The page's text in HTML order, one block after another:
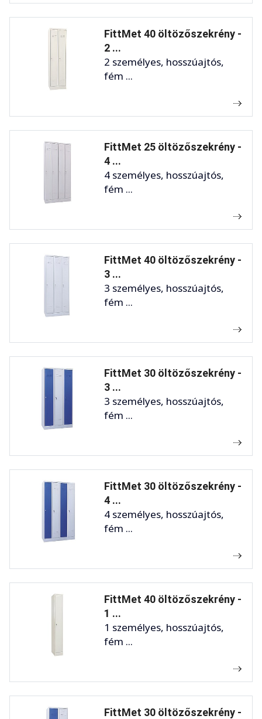
FittMet 40 öltözőszekrény -
2 ...
2 személyes, hosszúajtós,
fém ...
FittMet 25 öltözőszekrény -
4 ...
4 személyes, hosszúajtós,
fém ...
FittMet 40 öltözőszekrény -
3 ...
3 személyes, hosszúajtós,
fém ...
FittMet 30 öltözőszekrény -
3 ...
3 személyes, hosszúajtós,
fém ...
FittMet 30 öltözőszekrény -
4 ...
4 személyes, hosszúajtós,
fém ...
FittMet 40 öltözőszekrény -
1 ...
1 személyes, hosszúajtós,
fém ...
FittMet 30 öltözőszekrény -